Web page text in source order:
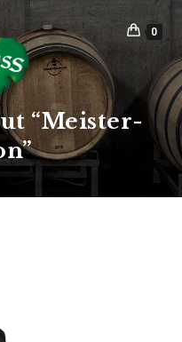
0
“Meister-